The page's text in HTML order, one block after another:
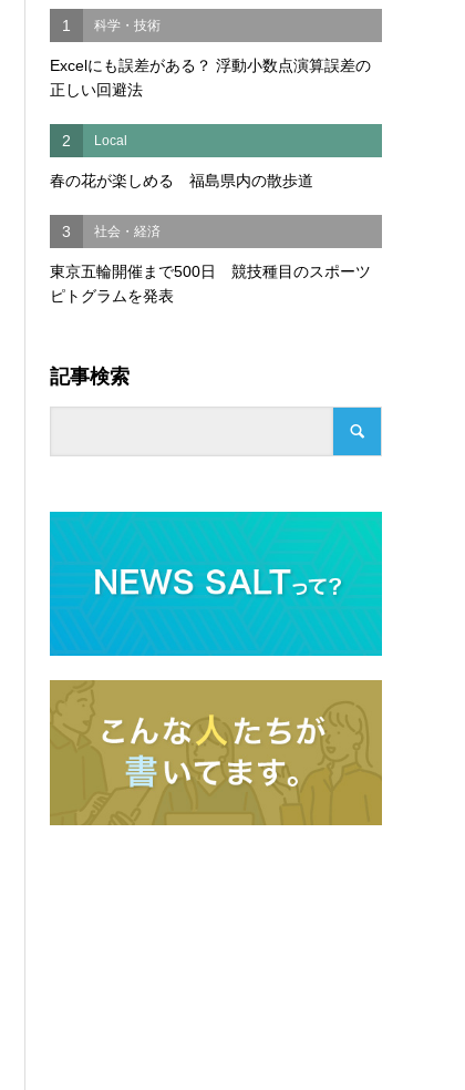
1 科学・技術
Excelにも誤差がある？ 浮動小数点演算誤差の
正しい回避法
2 Local
春の花が楽しめる 福島県内の散歩道
3 社会・経済
東京五輪開催まで500日 競技種目のスポーツ
ピトグラムを発表
記事検索